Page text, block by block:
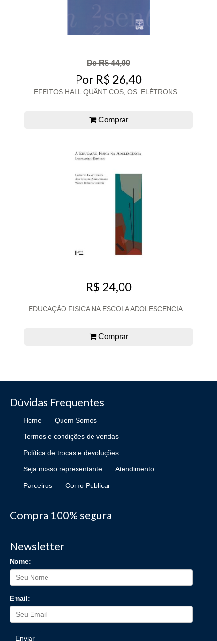
De R$ 44,00
Por R$ 26,40
EFEITOS HALL QUÂNTICOS, OS: ELÉTRONS...
Comprar
R$ 24,00
EDUCAÇÃO FISICA NA ESCOLA ADOLESCENCIA...
Comprar
Dúvidas Frequentes
Home Quem Somos
Termos e condições de vendas
Política de trocas e devoluções
Seja nosso representante Atendimento
Parceiros Como Publicar
Compra 100% segura
Newsletter
Nome:
Email:
Enviar